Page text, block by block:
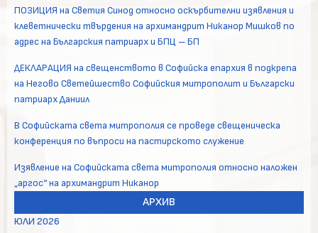
ПОЗИЦИЯ на Светия Синод относно оскърбителни изявления и
клеветнически твърдения на архимандрит Никанор Мишков по
адрес на Българския патриарх и БПЦ – БП
ДЕКЛАРАЦИЯ на свещенството в Софийска епархия в подкрепа
на Негово Светейшество Софийския митрополит и Български
патриарх Даниил
В Софийската света митрополия се проведе свещеническа
конференция по въпроси на пастирското служение
Изявление на Софийската света митрополия относно наложен
„аргос“ на архимандрит Никанор
АРХИВ
ЮЛИ 2026